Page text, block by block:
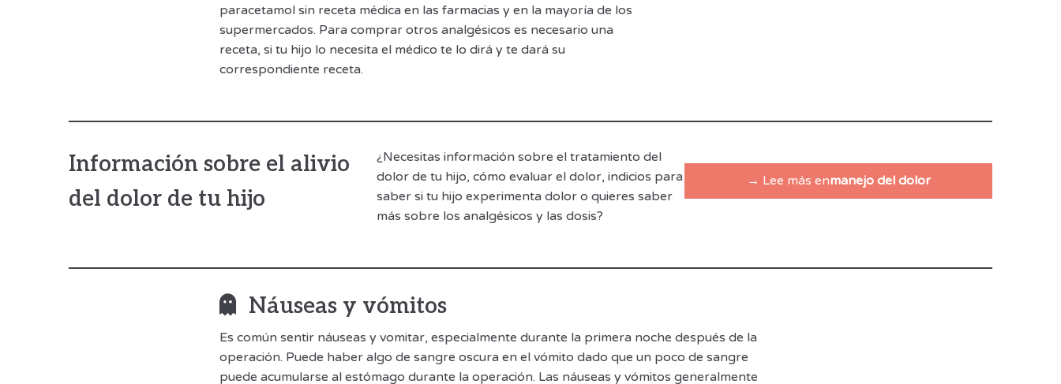
paracetamol sin receta médica en las farmacias y en la mayoría de los
supermercados. Para comprar otros analgésicos es necesario una
receta, si tu hijo lo necesita el médico te lo dirá y te dará su
correspondiente receta.
Información sobre el alivio
del dolor de tu hijo
¿Necesitas información sobre el tratamiento del
dolor de tu hijo, cómo evaluar el dolor, indicios para
saber si tu hijo experimenta dolor o quieres saber
más sobre los analgésicos y las dosis?
→ Lee más enmanejo del dolor
Náuseas y vómitos
Es común sentir náuseas y vomitar, especialmente durante la primera noche después de la
operación. Puede haber algo de sangre oscura en el vómito dado que un poco de sangre
puede acumularse al estómago durante la operación. Las náuseas y vómitos generalmente